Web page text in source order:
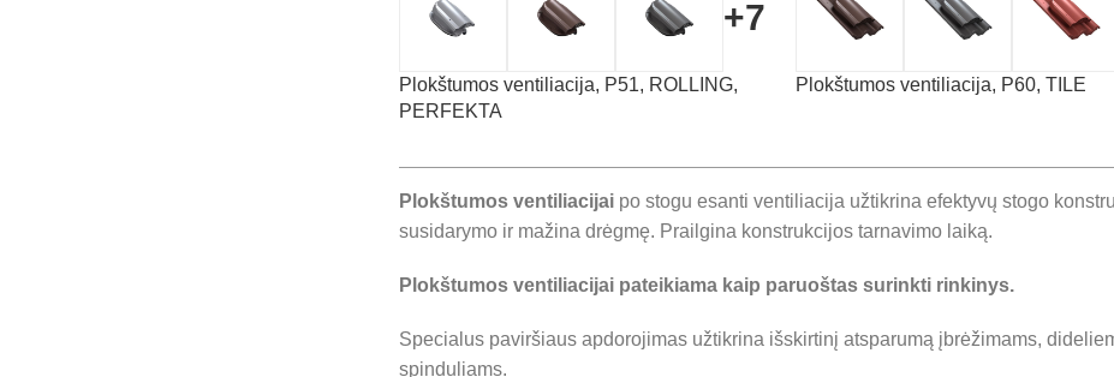
+7
Plokštumos ventiliacija, P51, ROLLING,
PERFEKTA
Plokštumos ventiliacija, P60, TILE
Plokštumos ventiliacijai po stogu esanti ventiliacija užtikrina efektyvų stogo
susidarymo ir mažina drėgmę. Prailgina konstrukcijos tarnavimo laiką.
Plokštumos ventiliacijai pateikiama kaip paruoštas surinkti rinkinys.
Specialus paviršiaus apdorojimas užtikrina išskirtinį atsparumą įbrėžimams,
spinduliams.